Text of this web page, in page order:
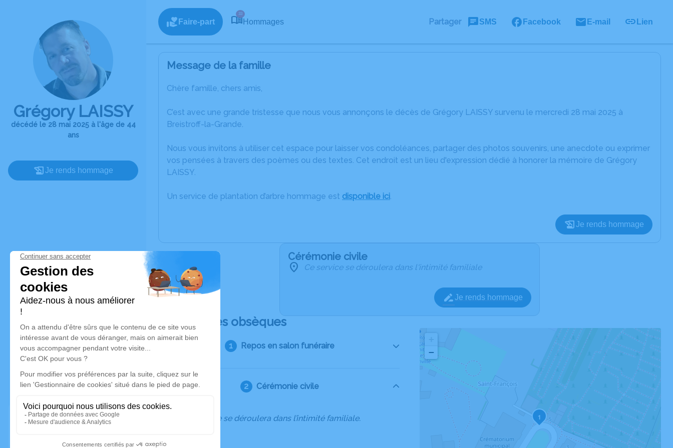
Grégory LAISSY
décédé le 28 mai 2025 à l'âge de 44
ans
Je rends hommage
Faire-part
33
Hommages Partager SMS Facebook E-mail Lien
Message de la famille
Chère famille, chers amis,
C’est avec une grande tristesse que nous vous annonçons le décès de Grégory LAISSY survenu le mercredi 28 mai 2025 à
Breistroff-la-Grande.
Nous vous invitons à utiliser cet espace pour laisser vos condoléances, partager des photos souvenirs, une anecdote ou exprimer
vos pensées à travers des poèmes ou des textes. Cet endroit est un lieu d'expression dédié à honorer la mémoire de Grégory
LAISSY.
Un service de plantation d’arbre hommage est disponible ici.
Je rends hommage
Cérémonie civile
Ce service se déroulera dans l'intimité familiale
Je rends hommage
Déroulé des obsèques
Repos en salon funéraire
Cérémonie civile
Ce service se déroulera dans l’intimité familiale. 1
−